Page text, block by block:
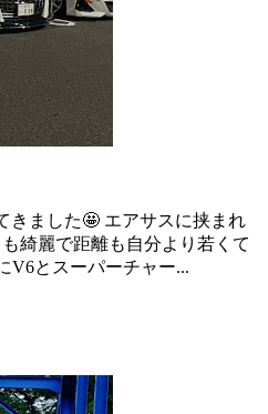
きました🤩 エアサスに挟まれ
綺麗で距離も自分より若くて
とスーパーチャー...